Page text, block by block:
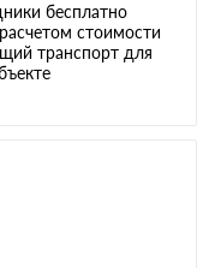
бесплатно
стоимости
транспорт для